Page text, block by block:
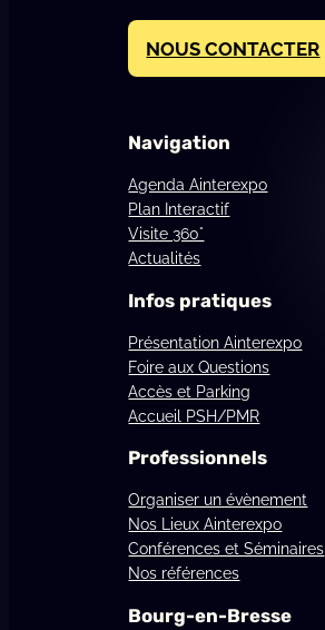
NOUS CONTACTER
Navigation
Agenda Ainterexpo
Plan Interactif
Visite 360°
Actualités
Infos pratiques
Présentation Ainterexpo
Foire aux Questions
Accès et Parking
Accueil PSH/PMR
Professionnels
Organiser un évènement
Nos Lieux Ainterexpo
Conférences et Séminaires
Nos références
Bourg-en-Bresse